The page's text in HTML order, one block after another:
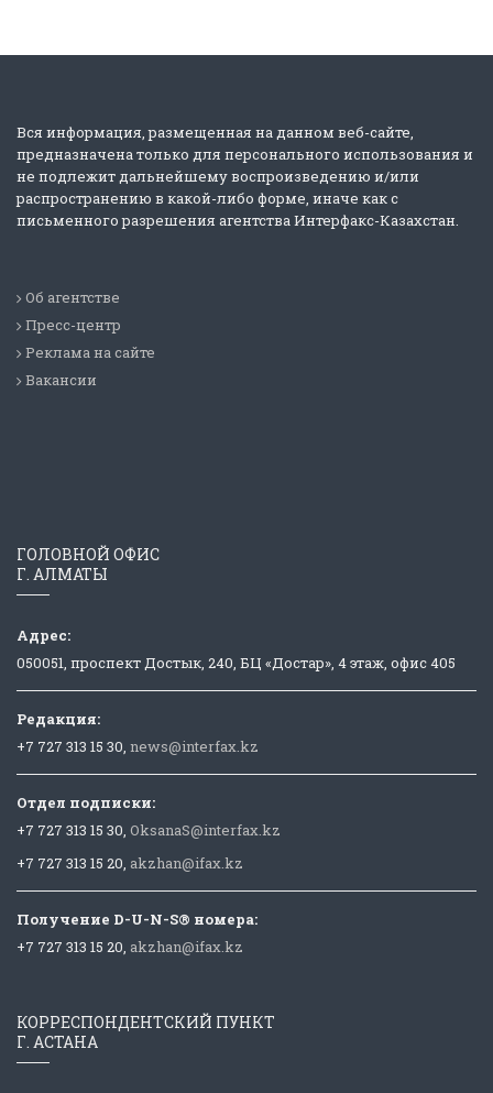
Вся информация, размещенная на данном веб-сайте,
предназначена только для персонального использования и
не подлежит дальнейшему воспроизведению и/или
распространению в какой-либо форме, иначе как с
письменного разрешения агентства Интерфакс-Казахстан.
Об агентстве
Пресс-центр
Реклама на сайте
Вакансии
ГОЛОВНОЙ ОФИС
Г. АЛМАТЫ
Адрес:
050051, проспект Достык, 240, БЦ «Достар», 4 этаж, офис 405
Редакция:
+7 727 313 15 30, news@interfax.kz
Отдел подписки:
+7 727 313 15 30, OksanaS@interfax.kz
+7 727 313 15 20, akzhan@ifax.kz
Получение D-U-N-S® номера:
+7 727 313 15 20, akzhan@ifax.kz
КОРРЕСПОНДЕНТСКИЙ ПУНКТ
Г. АСТАНА